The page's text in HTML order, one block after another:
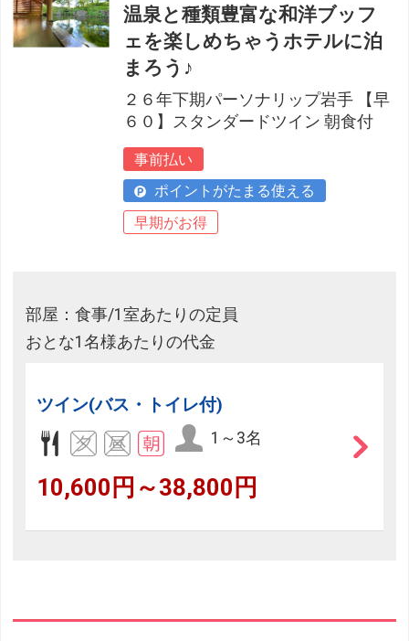
温泉と種類豊富な和洋ブッフ
ェを楽しめちゃうホテルに泊
まろう♪
２６年下期パーソナリップ岩手 【早
６０】スタンダードツイン 朝食付
事前払い
ポイントがたまる使える
早期がお得
部屋：食事/1室あたりの定員
おとな1名様あたりの代金
ツイン(バス・トイレ付)
1～3名
10,600円～38,800円